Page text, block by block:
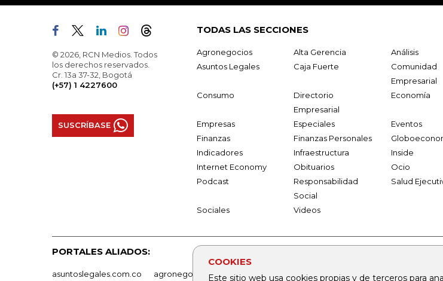
COOKIES
Este sitio web usa cookies propias y de terceros para
© 2026, RCN Medios. Todos
los derechos reservados.
Cr. 13a 37-32, Bogotá
(+57) 1 4227600
SUSCRÍBASE
TODAS LAS SECCIONES
Agronegocios Alta Gerencia
Análisis
Asuntos Legales
Caja Fuerte
Comunidad
Empresarial
Consumo
Directorio
Empresarial
Economía
Empresas Especiales
Eventos
Finanzas
Finanzas Personales
Indicadores
Infraestructura
Inside
Internet Economy
Obituarios
Ocio
Podcast
Responsabilidad
Social
Salud
Sociales Videos
PORTALES ALIADOS:
asuntoslegales.com.co agronegocios.co empresas.larepublica.co firmasdeabogados.com